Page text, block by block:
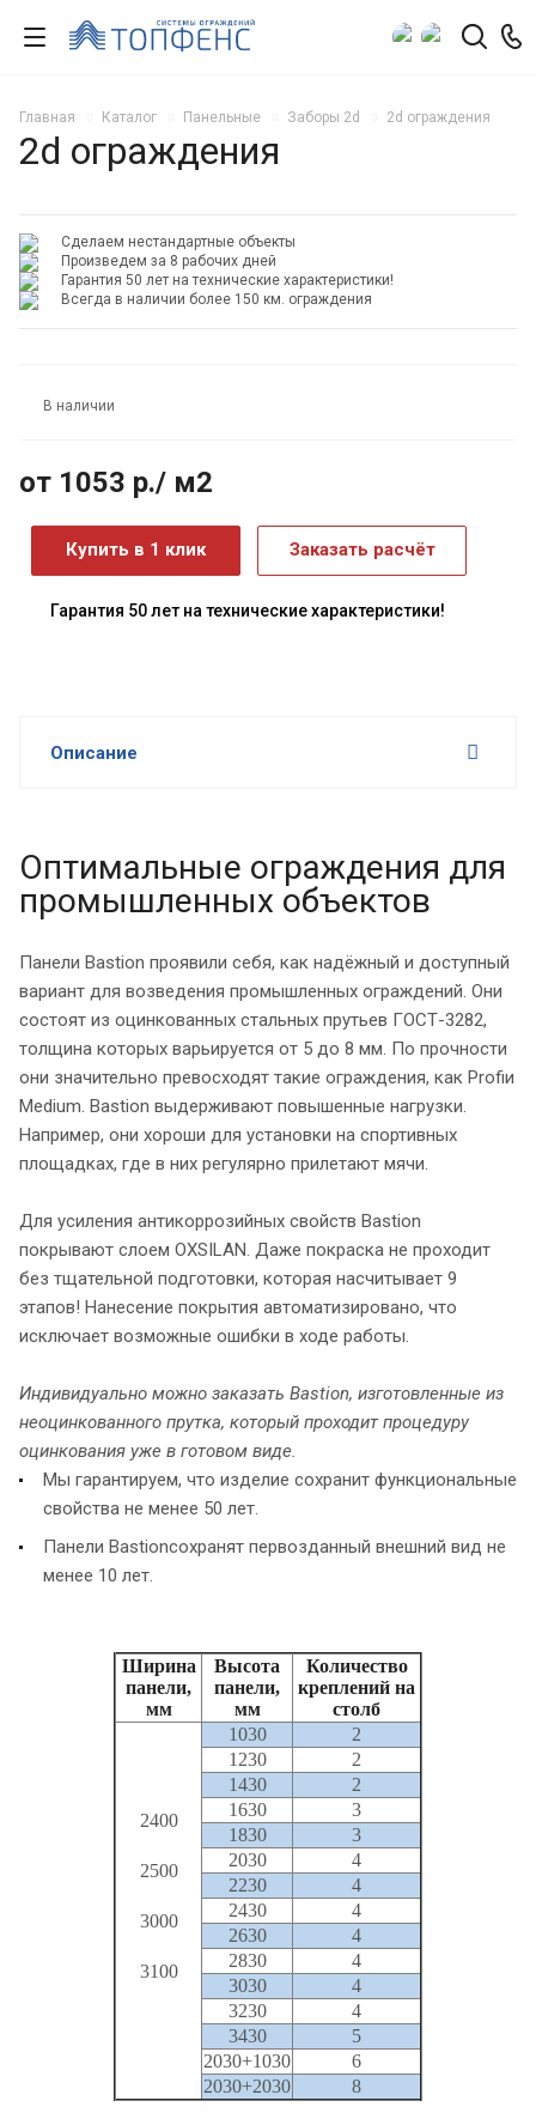
Главная Каталог Панельные Заборы 2d 2d ограждения
2d ограждения
Сделаем нестандартные объекты
Произведем за 8 рабочих дней
Гарантия 50 лет на технические характеристики!
Всегда в наличии более 150 км. ограждения
В наличии
от 1053 р./ м2
Купить в 1 клик Заказать расчёт
Гарантия 50 лет на технические характеристики!
Описание
Оптимальные ограждения для
промышленных объектов
Панели Bastion проявили себя, как надёжный и доступный
вариант для возведения промышленных ограждений. Они
состоят из оцинкованных стальных прутьев ГОСТ-3282,
толщина которых варьируется от 5 до 8 мм. По прочности
они значительно превосходят такие ограждения, как Profiи
Medium. Bastion выдерживают повышенные нагрузки.
Например, они хороши для установки на спортивных
площадках, где в них регулярно прилетают мячи.
Для усиления антикоррозийных свойств Bastion
покрывают слоем OXSILAN. Даже покраска не проходит
без тщательной подготовки, которая насчитывает 9
этапов! Нанесение покрытия автоматизировано, что
исключает возможные ошибки в ходе работы.
Индивидуально можно заказать Bastion, изготовленные из
неоцинкованного прутка, который проходит процедуру
оцинкования уже в готовом виде.
Мы гарантируем, что изделие сохранит функциональные
свойства не менее 50 лет.
Панели Bastionсохранят первозданный внешний вид не
менее 10 лет.
Ширина
панели,
мм
Высота
панели,
мм
Количество
креплений на
столб
2400
2500
3000
3100
1030
2
1230
2
1430
2
1630
3
1830
3
2030
4
2230
4
2430
4
2630
4
2830
4
3030
4
3230
4
3430
5
2030+1030
6
2030+2030
8